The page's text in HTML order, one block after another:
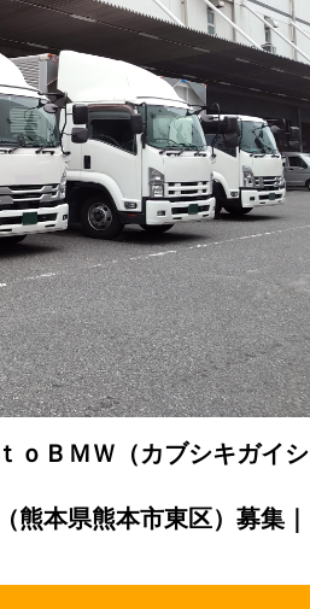
ｏＢＭＷ（カブシキガイシ
熊本県熊本市東区）募集｜